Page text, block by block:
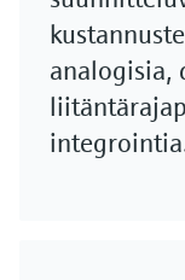
analogisia,